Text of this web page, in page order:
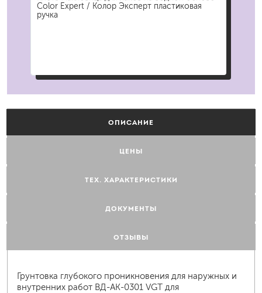
Color Expert / Колор Эксперт пластиковая
ручка
ОПИСАНИЕ
ЦЕНЫ
ТЕХ. ХАРАКТЕРИСТИКИ
ДОКУМЕНТЫ
ОТЗЫВЫ
Грунтовка глубокого проникновения для наружных и
внутренних работ ВД-АК-0301 VGT для